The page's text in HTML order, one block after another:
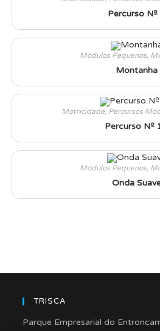
Percurso Nº
Módulos Pequenos,
Montanha
Motricidade, Percursos
Percurso Nº
Módulos Pequenos,
Onda
TRISCA
Parque Empresarial do